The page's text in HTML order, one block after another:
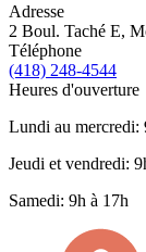
Adresse
2 Boul. Taché E,
Téléphone
(418) 248-4544
Heures d'ouverture
Lundi au mercredi:
Jeudi et vendredi:
Samedi: 9h à 17h